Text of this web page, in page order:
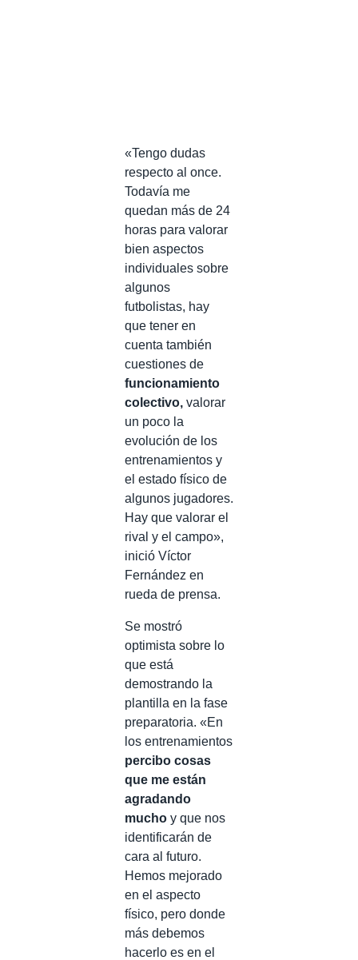
«Tengo dudas
respecto al once.
Todavía me
quedan más de 24
horas para valorar
bien aspectos
individuales sobre
algunos
futbolistas, hay
que tener en
cuenta también
cuestiones de
funcionamiento
colectivo, valorar
un poco la
evolución de los
entrenamientos y
el estado físico de
algunos jugadores.
Hay que valorar el
rival y el campo»,
inició Víctor
Fernández en
rueda de prensa.
Se mostró
optimista sobre lo
que está
demostrando la
plantilla en la fase
preparatoria. «En
los entrenamientos
percibo cosas
que me están
agradando
mucho y que nos
identificarán de
cara al futuro.
Hemos mejorado
en el aspecto
físico, pero donde
más debemos
hacerlo es en el